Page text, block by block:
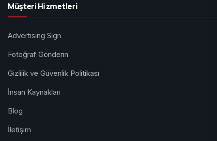
Müşteri Hizmetleri
Advertising Sign
Fotoğraf Gönderin
Gizlilik ve Güvenlik Politikası
İnsan Kaynakları
Blog
İletişim